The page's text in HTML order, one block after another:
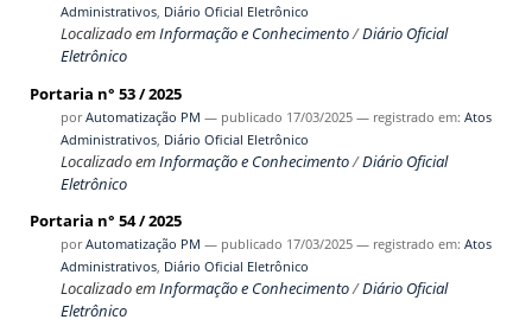
Administrativos, Diário Oficial Eletrônico
Localizado emInformação e Conhecimento/Diário Oficial
Eletrônico
Portaria n° 53 / 2025
porAutomatização PM — publicado 17/03/2025 — registrado em: Atos
Administrativos, Diário Oficial Eletrônico
Localizado emInformação e Conhecimento/Diário Oficial
Eletrônico
Portaria n° 54 / 2025
porAutomatização PM — publicado 17/03/2025 — registrado em: Atos
Administrativos, Diário Oficial Eletrônico
Localizado emInformação e Conhecimento/Diário Oficial
Eletrônico